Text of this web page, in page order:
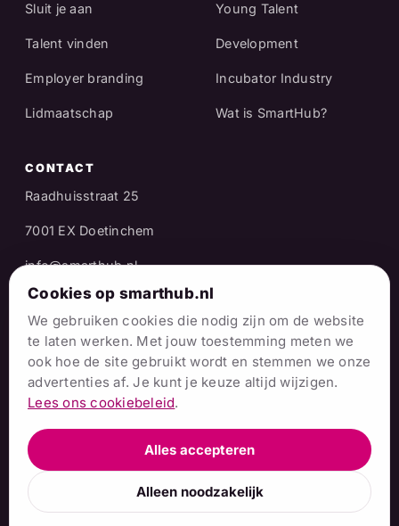
Sluit je aan
Talent vinden
Employer branding
Lidmaatschap
Young Talent
Development
Incubator Industry
Wat is SmartHub?
CONTACT
Raadhuisstraat 25
7001 EX Doetinchem
info@smarthub.nl
06 38 06 65 16
Stuur een WhatsApp
Naar het
contactformulier
© 2026 Stichting SmartHub Achterhoek · Hier dóen we
gewoon.
Privacy·Cookies
Cookies op smarthub.nl
We gebruiken cookies die nodig zijn om de website
te laten werken. Met jouw toestemming meten we
ook hoe de site gebruikt wordt en stemmen we onze
advertenties af. Je kunt je keuze altijd wijzigen.
Lees ons cookiebeleid.
Alles accepteren
Alleen noodzakelijk